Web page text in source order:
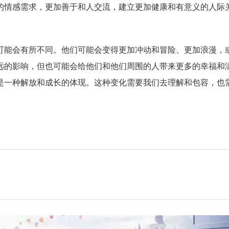
感需求，更加善于和人交流，建立更加健康和有意义的人际
会有所不同。他们可能会变得更加冲动和冒险、更加浪漫，
影响，但也可能会给他们和他们周围的人带来更多的幸福和
种解放和成长的体现。这种变化需要我们去理解和包容，也